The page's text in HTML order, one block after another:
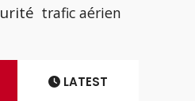
trafic aérien
LATEST